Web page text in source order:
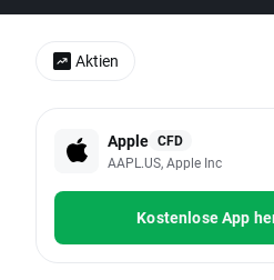
Apple CFD
AAPL.US, Apple Inc
Kostenlose App
Aktien